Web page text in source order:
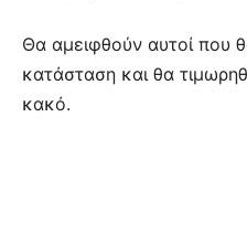
Θα αμειφθούν αυτοί που
κατάσταση και θα
κακό.